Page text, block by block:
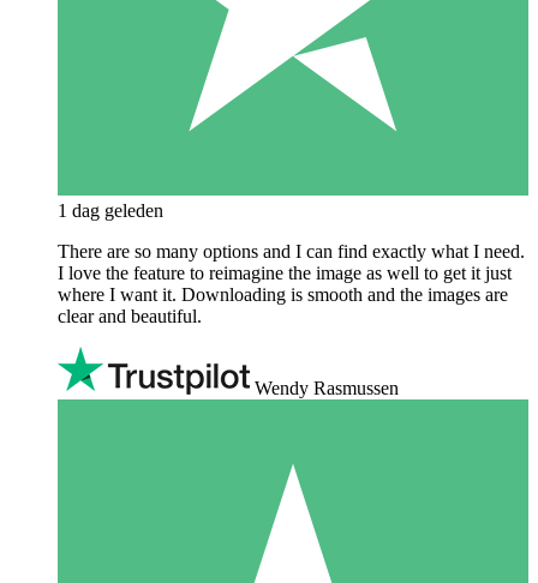
1 dag geleden
There are so many options and I can find exactly what I need.
I love the feature to reimagine the image as well to get it just
where I want it. Downloading is smooth and the images are
clear and beautiful.
Wendy Rasmussen